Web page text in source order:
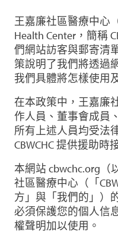
王嘉廉社區醫療中心
Health Center，簡稱
們網站訪客與郵寄清
策說明了我們將透過
我們具體將怎樣使用
在本政策中，王嘉廉
作人員、董事會成員
所有上述人員均受法
CBWCHC 提供援助時
本網站 cbwchc.org（
社區醫療中心（「
方」與「我們的」）
必須保護您的個人信
權聲明加以使用。